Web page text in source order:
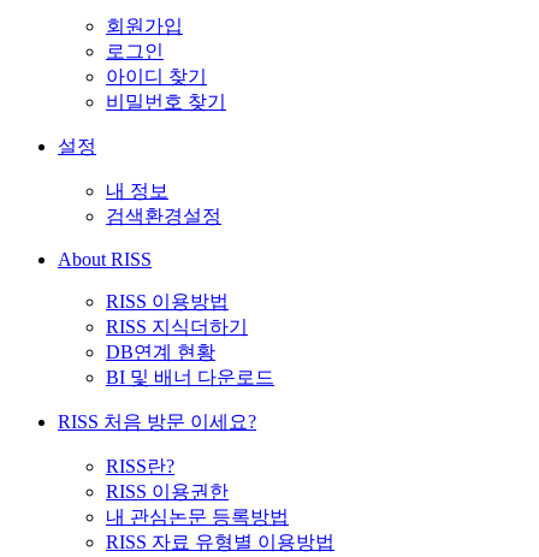
회원가입
로그인
아이디 찾기
비밀번호 찾기
설정
내 정보
검색환경설정
About RISS
RISS 이용방법
RISS 지식더하기
DB연계 현황
BI 및 배너 다운로드
RISS 처음 방문 이세요?
RISS란?
RISS 이용권한
내 관심논문 등록방법
RISS 자료 유형별 이용방법